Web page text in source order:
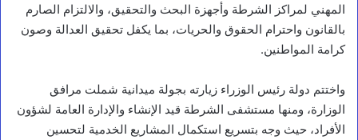
المهني لمراكز الشرطة وأجهزة البحث والتحقيق، والالتزام الصارم
بالقانون واحترام الحقوق والحريات، بما يكفل تحقيق العدالة وصون
كرامة المواطنين.
واختتم دولة رئيس الوزراء زيارته بجولة ميدانية شملت مرافق
الوزارة، ومنها مستشفى الشرطة قيد الإنشاء والإدارة العامة لشؤون
الأفراد، حيث وجه بتسريع استكمال المشاريع الخدمية لتحسين